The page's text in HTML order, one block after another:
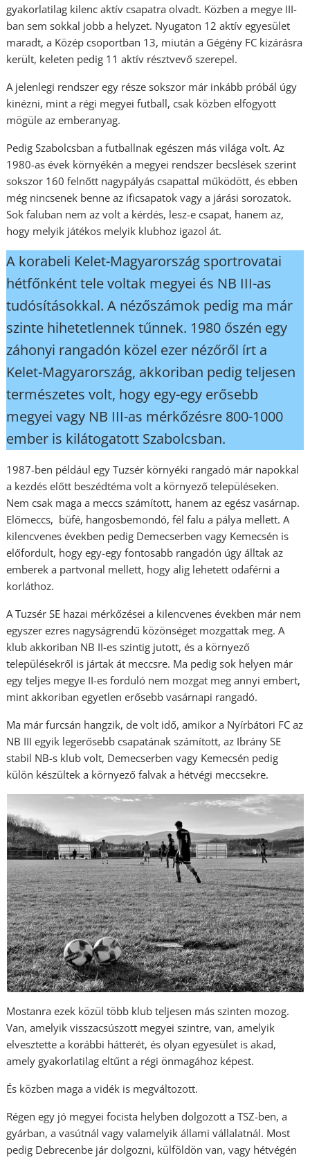
gyakorlatilag kilenc aktív csapatra olvadt. Közben a megye III-
ban sem sokkal jobb a helyzet. Nyugaton 12 aktív egyesület
maradt, a Közép csoportban 13, miután a Gégény FC kizárásra
került, keleten pedig 11 aktív résztvevő szerepel.
A jelenlegi rendszer egy része sokszor már inkább próbál úgy
kinézni, mint a régi megyei futball, csak közben elfogyott
mögüle az emberanyag.
Pedig Szabolcsban a futballnak egészen más világa volt. Az
1980-as évek környékén a megyei rendszer becslések szerint
sokszor 160 felnőtt nagypályás csapattal működött, és ebben
még nincsenek benne az ificsapatok vagy a járási sorozatok.
Sok faluban nem az volt a kérdés, lesz-e csapat, hanem az,
hogy melyik játékos melyik klubhoz igazol át.
A korabeli Kelet-Magyarország sportrovatai
hétfőnként tele voltak megyei és NB III-as
tudósításokkal. A nézőszámok pedig ma már
szinte hihetetlennek tűnnek. 1980 őszén egy
záhonyi rangadón közel ezer nézőről írt a
Kelet-Magyarország, akkoriban pedig teljesen
természetes volt, hogy egy-egy erősebb
megyei vagy NB III-as mérkőzésre 800-1000
ember is kilátogatott Szabolcsban.
1987-ben például egy Tuzsér környéki rangadó már napokkal
a kezdés előtt beszédtéma volt a környező településeken.
Nem csak maga a meccs számított, hanem az egész vasárnap.
Előmeccs, büfé, hangosbemondó, fél falu a pálya mellett. A
kilencvenes években pedig Demecserben vagy Kemecsén is
előfordult, hogy egy-egy fontosabb rangadón úgy álltak az
emberek a partvonal mellett, hogy alig lehetett odaférni a
korláthoz.
A Tuzsér SE hazai mérkőzései a kilencvenes években már nem
egyszer ezres nagyságrendű közönséget mozgattak meg. A
klub akkoriban NB II-es szintig jutott, és a környező
településekről is jártak át meccsre. Ma pedig sok helyen már
egy teljes megye II-es forduló nem mozgat meg annyi embert,
mint akkoriban egyetlen erősebb vasárnapi rangadó.
Ma már furcsán hangzik, de volt idő, amikor a Nyírbátori FC az
NB III egyik legerősebb csapatának számított, az Ibrány SE
stabil NB-s klub volt, Demecserben vagy Kemecsén pedig
külön készültek a környező falvak a hétvégi meccsekre.
Mostanra ezek közül több klub teljesen más szinten mozog.
Van, amelyik visszacsúszott megyei szintre, van, amelyik
elvesztette a korábbi hátterét, és olyan egyesület is akad,
amely gyakorlatilag eltűnt a régi önmagához képest.
És közben maga a vidék is megváltozott.
Régen egy jó megyei focista helyben dolgozott a TSZ-ben, a
gyárban, a vasútnál vagy valamelyik állami vállalatnál. Most
pedig Debrecenbe jár dolgozni, külföldön van, vagy hétvégén